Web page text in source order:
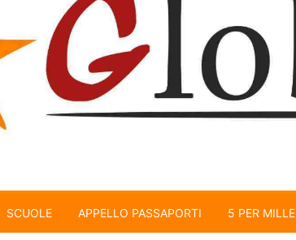
SCUOLE APPELLO PASSAPORTI 5 PER MILLE